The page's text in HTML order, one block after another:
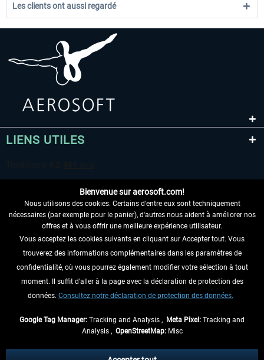
Les clients ont aussi regardé
LIENS UTILES
RENONCER AU CONTRAT ICI
INFORMATIONS
NE MANQUEZ PAS LES DERNIÈRES
échéant, frais de remboursement, si aucune description contraire.
Bienvenue sur aerosoft.com!
Nous utilisons des cookies. Certains d'entre eux sont techniquement
nécessaires (par exemple pour le panier), d'autres nous aident à améliorer nos
offres et à vous offrir une meilleure expérience utilisateur.
Vous acceptez les cookies suivants en cliquant sur Accepter tout. Vous
trouverez des informations complémentaires dans les paramètres de
confidentialité, où vous pourrez également modifier votre sélection à tout
moment. Il suffit d'aller à la page avec la déclaration de protection des
données. Consultez notre déclaration de protection des données.
Google Tag Manager: Tracking and Analysis , Meta Pixel: Tracking and
Analysis , OpenStreetMap:Misc